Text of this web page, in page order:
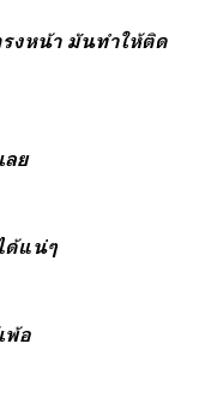
งหน้า มันทำให้ติด
ลย
ด้แน่ๆ
พ้อ